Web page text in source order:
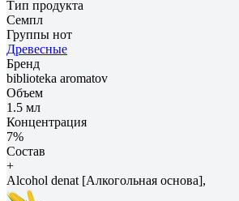
Тип продукта
Семпл
Группы нот
Древесные
Бренд
biblioteka aromatov
Объем
1.5 мл
Концентрация
7%
Состав
+
Alcohol denat [Алкогольная основа],